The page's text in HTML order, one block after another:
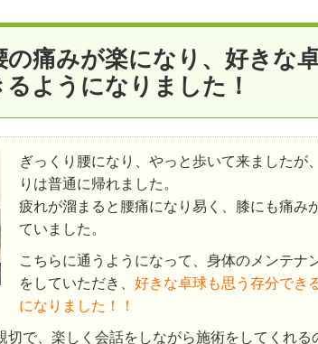
痛みが楽になり、好きな
ようになりました！
ぎっくり腰になり、やっと歩いて来ましたが
りは普通に帰れました。
疲れが溜まると腰痛になり易く、膝にも痛み
ていました。
こちらに通うようになって、身体のメンテナ
をしていただき、 好きな卓球も思う存分でき
になりました！！
切で、楽しく会話をしながら施術をしてくれる